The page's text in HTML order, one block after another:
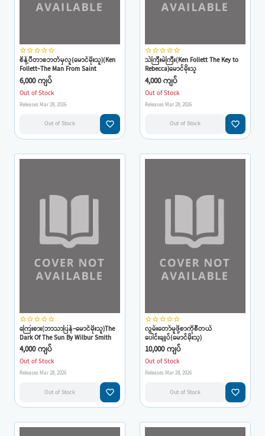
star_borderstar_borderstar_borderstar_borderstar_border
စိန့်ပီတာစဘတ်မှလူ(မောင်မိုးသူ)(Ken
Follett-The Man From Saint
Petersberg)
6,000 ကျပ်
Out of Stock
Releases Mar 28, 2026
Out of Stock favorite_border
star_borderstar_borderstar_borderstar_borderstar_border
သဲကြီးမဲကြီး(Ken Follett The Key to
Rebecca)မောင်မိုးသူ
4,000 ကျပ်
Out of Stock
Releases Mar 28, 2026
Out of Stock favorite_border
star_borderstar_borderstar_borderstar_borderstar_border
ကြေးစား(ဘာသာပြန်-မောင်မိုးသူ)The
Dark Of The Sun By Wilbur Smith
4,000 ကျပ်
Out of Stock
Releases Mar 28, 2026
Out of Stock favorite_border
star_borderstar_borderstar_borderstar_borderstar_border
လွမ်းတော်မူဖို့စာကိုစီတယ်
ပေါင်းချုပ်(မောင်မိုးသူ)
10,000 ကျပ်
Out of Stock
Releases Mar 28, 2026
Out of Stock favorite_border